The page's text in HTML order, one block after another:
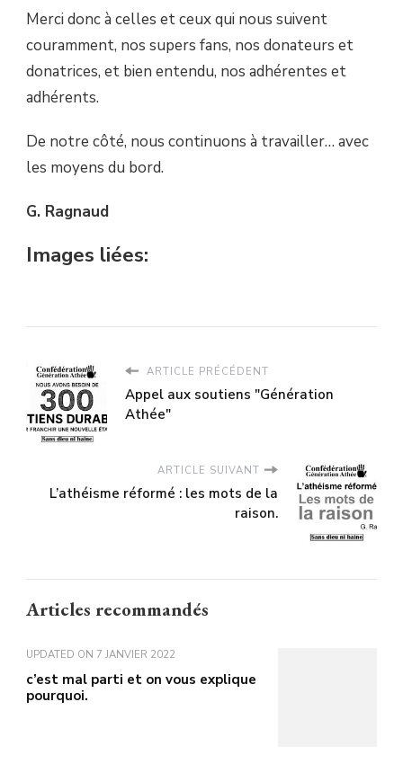
Merci donc à celles et ceux qui nous suivent
couramment, nos supers fans, nos donateurs et
donatrices, et bien entendu, nos adhérentes et
adhérents.
De notre côté, nous continuons à travailler… avec
les moyens du bord.
G. Ragnaud
Images liées:
ARTICLE PRÉCÉDENT
Appel aux soutiens "Génération
Athée"
ARTICLE SUIVANT
L’athéisme réformé : les mots de la
raison.
Articles recommandés
UPDATED ON 7 JANVIER 2022
c’est mal parti et on vous explique
pourquoi.